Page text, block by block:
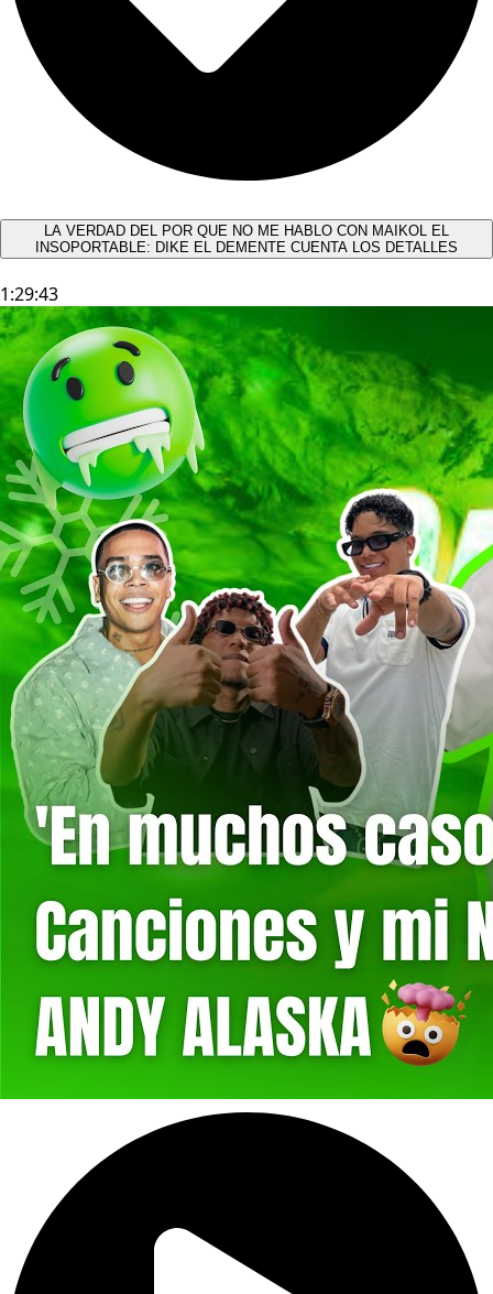
LA VERDAD DEL POR QUE NO ME HABLO CON MAIKOL EL
INSOPORTABLE: DIKE EL DEMENTE CUENTA LOS DETALLES
1:29:43